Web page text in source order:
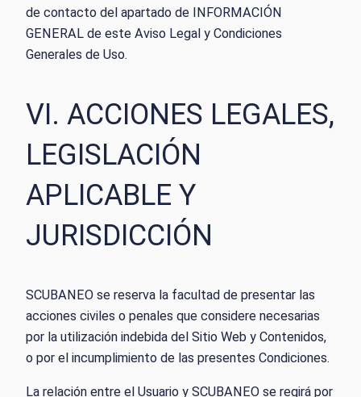
de contacto del apartado de INFORMACIÓN
GENERAL de este Aviso Legal y Condiciones
Generales de Uso.
VI. ACCIONES LEGALES,
LEGISLACIÓN
APLICABLE Y
JURISDICCIÓN
SCUBANEO se reserva la facultad de presentar las
acciones civiles o penales que considere necesarias
por la utilización indebida del Sitio Web y Contenidos,
o por el incumplimiento de las presentes Condiciones.
La relación entre el Usuario y SCUBANEO se regirá por